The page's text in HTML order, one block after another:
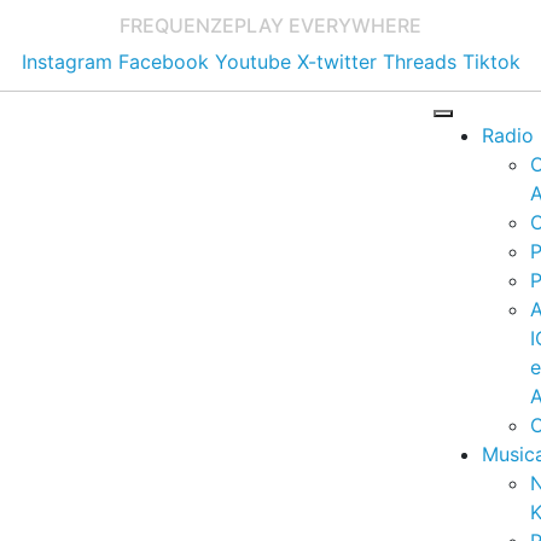
FREQUENZEPLAY EVERYWHERE
Instagram Facebook Youtube X-twitter Threads Tiktok
Radio
e